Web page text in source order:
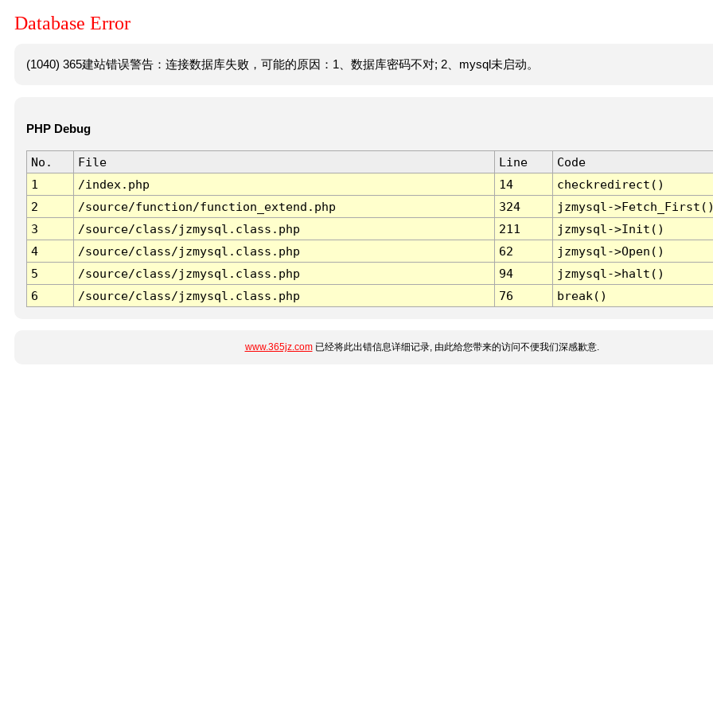
Database Error
(1040) 365建站错误警告：连接数据库失败，可能的原因：1、数据库密码不对; 2、mysql未启动。
PHP Debug
No. File Line
Code
1
/index.php 14
checkredirect()
2
/source/function/function_extend.php 324
jzmysql-
3
/source/class/jzmysql.class.php 211
jzmysql->Init()
4
/source/class/jzmysql.class.php 62
jzmysql->Open()
5
/source/class/jzmysql.class.php 94
jzmysql->halt()
6
/source/class/jzmysql.class.php 76 break()
www.365jz.com已经将此出错信息详细记录, 由此给您带来的访问不便我们深感歉意.